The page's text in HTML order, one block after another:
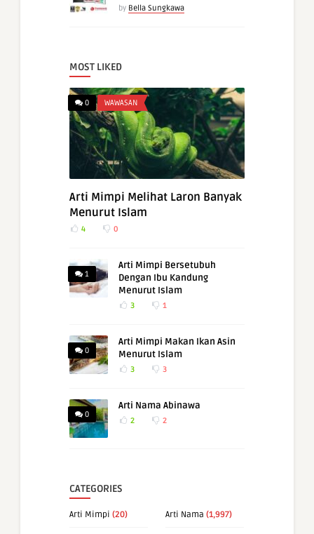
by Bella Sungkawa
MOST LIKED
0 WAWASAN
Arti Mimpi Melihat Laron Banyak
Menurut Islam
4 0
1
Arti Mimpi Bersetubuh
Dengan Ibu Kandung
Menurut Islam
3 1
0
Arti Mimpi Makan Ikan Asin
Menurut Islam
3 3
0
Arti Nama Abinawa
2 2
CATEGORIES
Arti Mimpi (20) Arti Nama (1,997)